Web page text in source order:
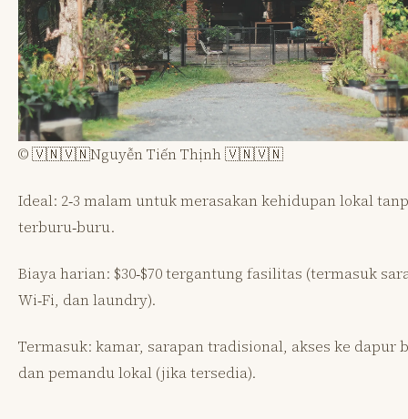
© 🇻🇳🇻🇳Nguyễn Tiến Thịnh 🇻🇳🇻🇳
Ideal: 2‑3 malam untuk merasakan kehidupan lokal
terburu‑buru.
Biaya harian: $30‑$70 tergantung fasilitas (termasuk
Wi‑Fi, dan laundry).
Termasuk: kamar, sarapan tradisional, akses ke dapur
dan pemandu lokal (jika tersedia).